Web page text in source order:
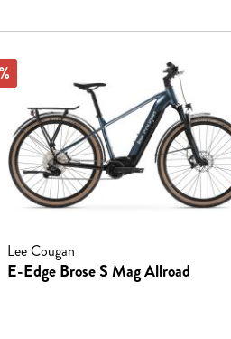
Rabatt
%
Lee Cougan
E-Edge Brose S Mag Allroad